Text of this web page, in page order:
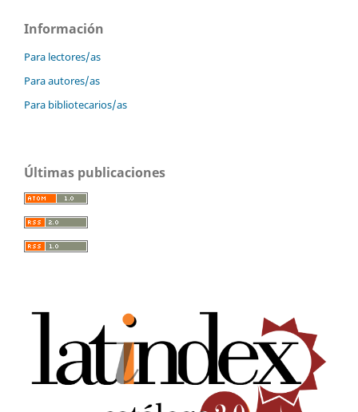
Información
Para lectores/as
Para autores/as
Para bibliotecarios/as
Últimas publicaciones